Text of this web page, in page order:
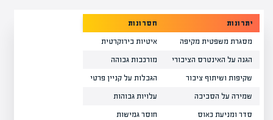
יתרונות חסרונות
מסגרת משפטית מקיפה איטיות בירוקרטית
הגנה על האינטרס הציבורי מורכבות גבוהה
שקיפות ושיתוף ציבור הגבלות על קניין פרטי
שמירה על הסביבה עלויות גבוהות
סדר ומניעת כאוס חוסר גמישות